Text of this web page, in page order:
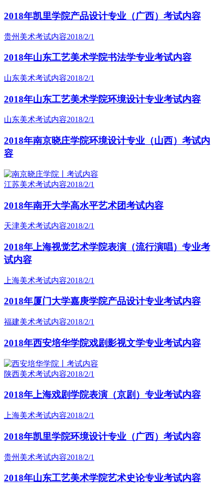
2018年凯里学院产品设计专业（广西）考试内容
贵州美术考试内容2018/2/1
2018年山东工艺美术学院书法学专业考试内容
山东美术考试内容2018/2/1
2018年山东工艺美术学院环境设计专业考试内容
山东美术考试内容2018/2/1
2018年南京晓庄学院环境设计专业（山西）考试内
容
江苏美术考试内容2018/2/1
2018年南开大学高水平艺术团考试内容
天津美术考试内容2018/2/1
2018年上海视觉艺术学院表演（流行演唱）专业考
试内容
上海美术考试内容2018/2/1
2018年厦门大学嘉庚学院产品设计专业考试内容
福建美术考试内容2018/2/1
2018年西安培华学院戏剧影视文学专业考试内容
陕西美术考试内容2018/2/1
2018年上海戏剧学院表演（京剧）专业考试内容
上海美术考试内容2018/2/1
2018年凯里学院环境设计专业（广西）考试内容
贵州美术考试内容2018/2/1
2018年山东工艺美术学院艺术史论专业考试内容